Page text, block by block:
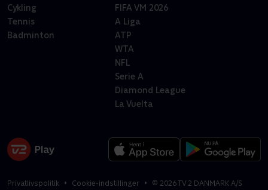
Cykling
Tennis
Badminton
FIFA VM 2026
A Liga
ATP
WTA
NFL
Serie A
Diamond League
La Vuelta
Privatlivspolitik Cookie-indstillinger © 2026TV 2 DANMARK A/S